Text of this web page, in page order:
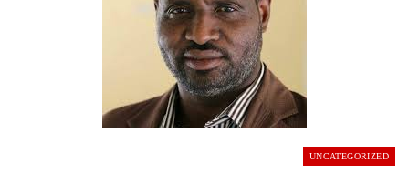
UNCATEGORIZED